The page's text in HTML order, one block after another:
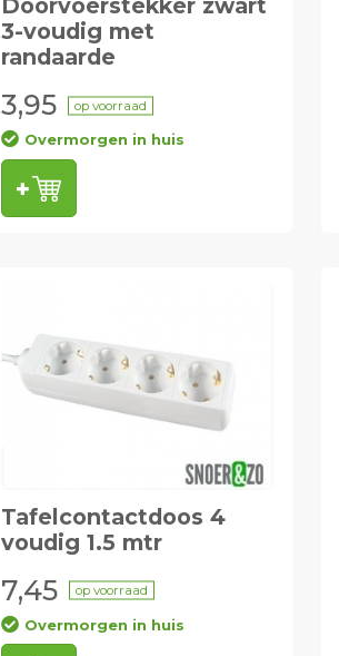
Doorvoerstekker zwart
3-voudig met
randaarde
3,95 op voorraad
Overmorgen in huis
Tafelcontactdoos 4
voudig 1.5 mtr
7,45 op voorraad
Overmorgen in huis